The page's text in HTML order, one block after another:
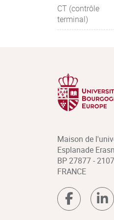
CT (contrôle
terminal)
Maison de
Esplanade
BP 27877 -
FRANCE